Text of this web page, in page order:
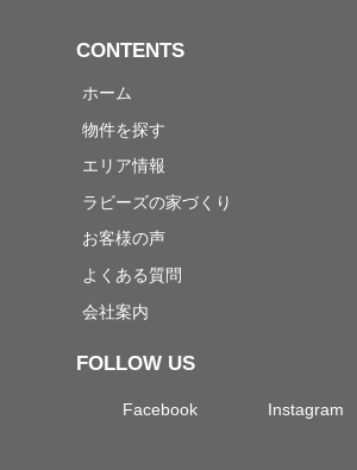
CONTENTS
ホーム
物件を探す
エリア情報
ラビーズの家づくり
お客様の声
よくある質問
会社案内
FOLLOW US
Facebook Instagram